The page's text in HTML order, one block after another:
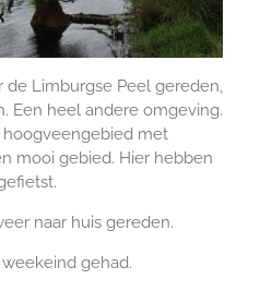
de Limburgse Peel gereden,
Een heel andere omgeving.
met
mooi gebied. Hier hebben
naar huis gereden.
gehad.